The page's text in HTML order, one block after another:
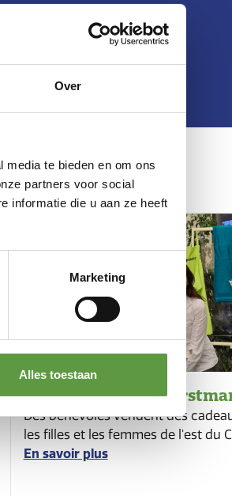
Over
te bieden en om ons
partners voor social
informatie die u aan ze heeft
Marketing
Alles toestaan
Action - 'Andere
Des bénévoles vendent des
les filles et les femmes de l'est du
En savoir plus